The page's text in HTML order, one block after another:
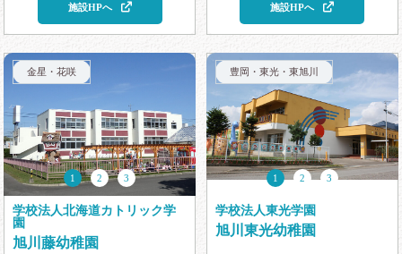
施設HPへ 施設HPへ
金星・花咲
1 2 3
学校法人北海道カトリック学
園
旭川藤幼稚園
豊岡・東光・東旭川
1 2 3
学校法人東光学園
旭川東光幼稚園